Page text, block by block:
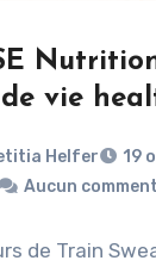
de vie
Helfer
19
Aucun
de Train